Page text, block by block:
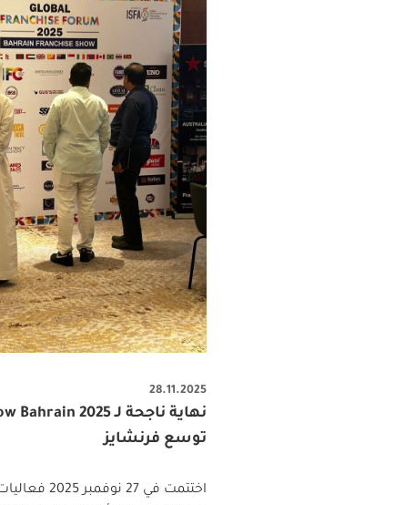
28.11.2025
توسع فرنشايز
اختتمت في 27 نوفمبر 2025 فعاليات